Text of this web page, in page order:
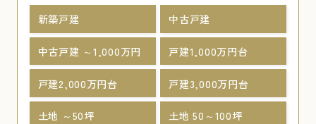
新築戸建 中古戸建
中古戸建 ～1,000万円 戸建1,000万円台
戸建2,000万円台 戸建3,000万円台
土地 ～50坪 土地 50～100坪